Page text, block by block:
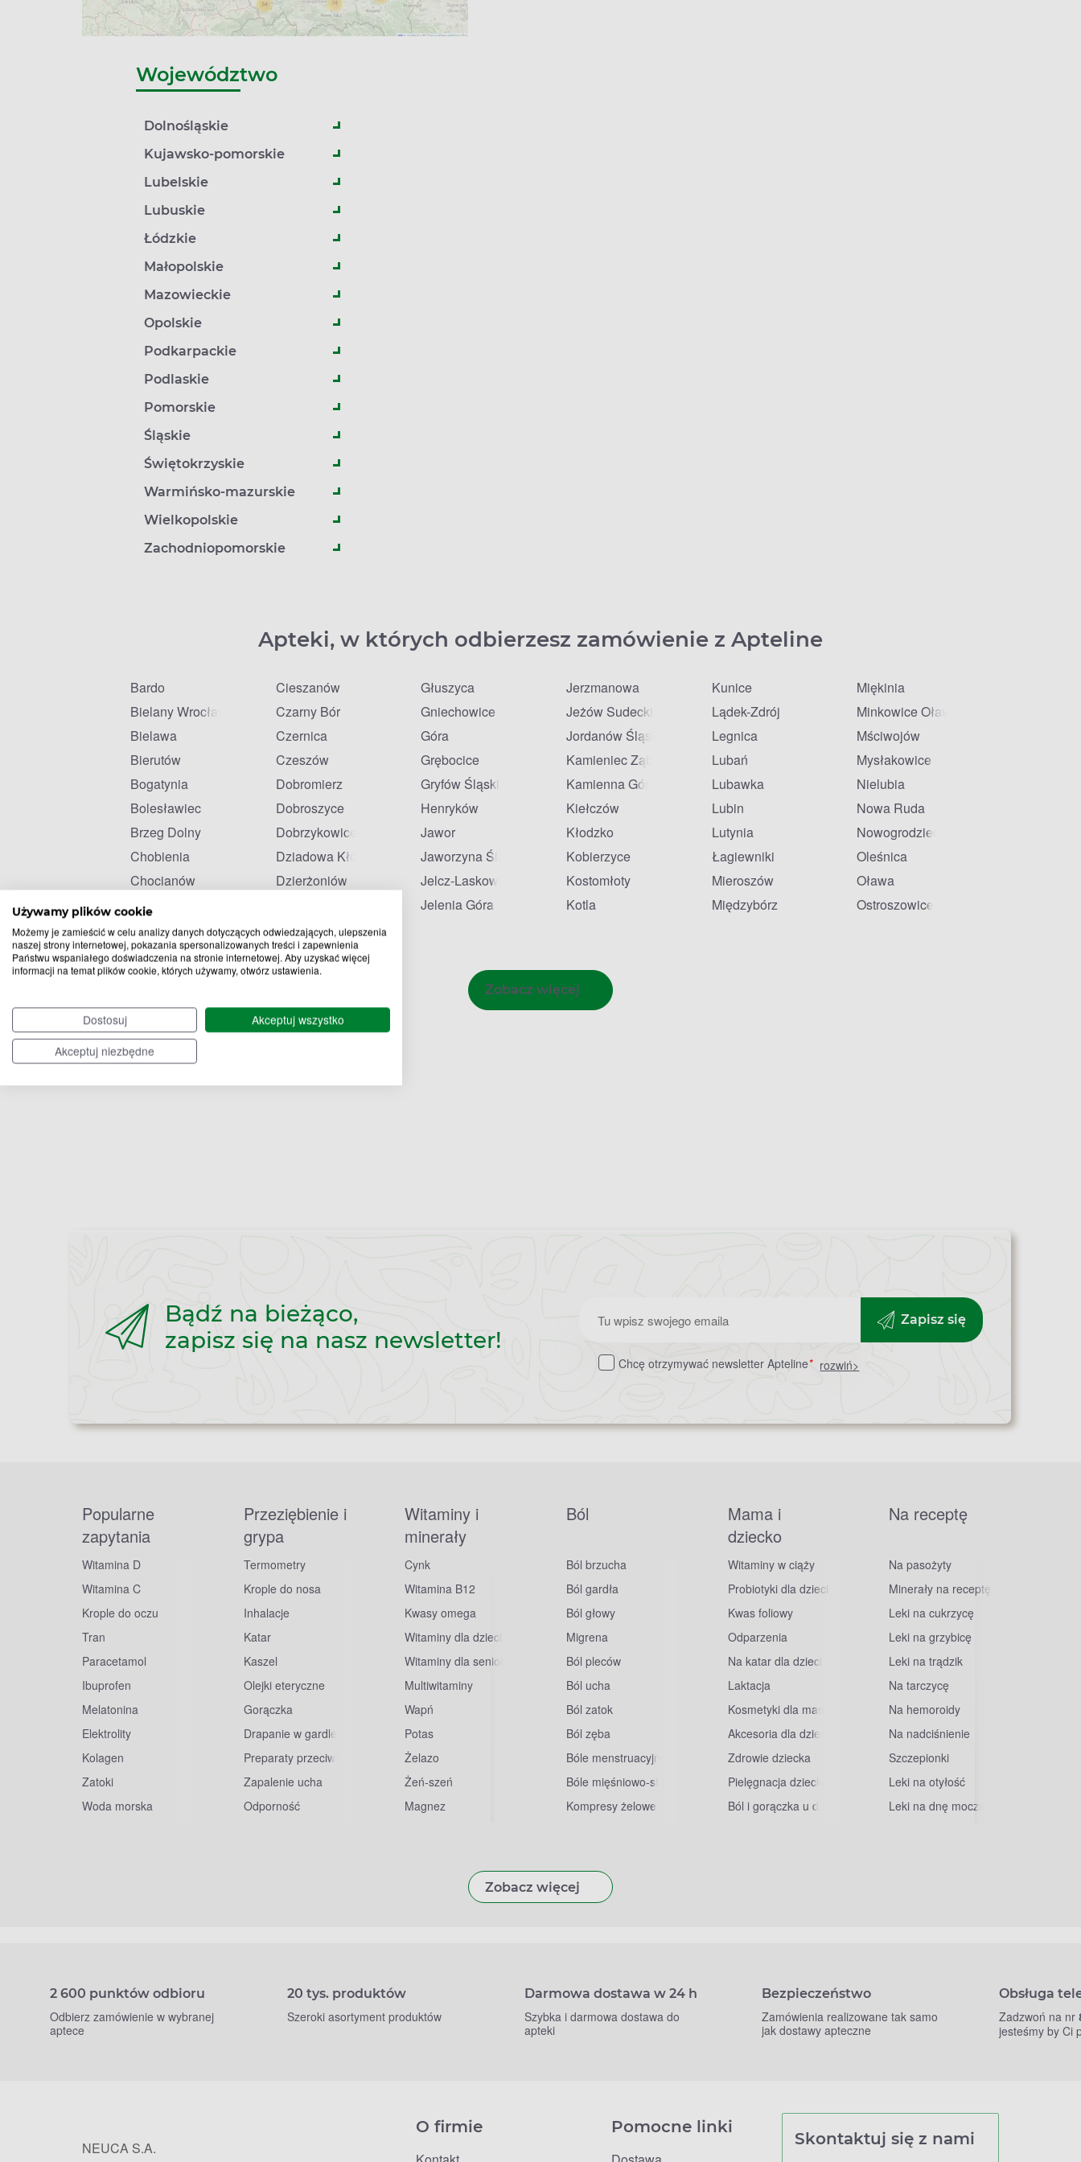
Używamy plików cookie
Możemy je zamieścić w celu analizy danych dotyczących odwiedzających, ulepszenia
naszej strony internetowej, pokazania spersonalizowanych treści i zapewnienia
Państwu wspaniałego doświadczenia na stronie internetowej. Aby uzyskać więcej
informacji na temat plików cookie, których używamy, otwórz ustawienia.
Dostosuj
Akceptuj wszystko
Akceptuj niezbędne
Województwo
Dolnośląskie
Kujawsko-pomorskie
Lubelskie
Lubuskie
Łódzkie
Małopolskie
Mazowieckie
Opolskie
Podkarpackie
Podlaskie
Pomorskie
Śląskie
Świętokrzyskie
Warmińsko-mazurskie
Wielkopolskie
Zachodniopomorskie
Apteki, w których odbierzesz zamówienie z Apteline
Bardo
Bielany Wrocławskie
Bielawa
Bierutów
Bogatynia
Bolesławiec
Brzeg Dolny
Chobienia
Chocianów
Chojnów
Cieszanów
Czarny Bór
Czernica
Czeszów
Dobromierz
Dobroszyce
Dobrzykowice
Dziadowa Kłoda
Dzierżoniów
Głuszyca
Gniechowice
Góra
Grębocice
Gryfów Śląski
Henryków
Jawor
Jaworzyna Śląska
Jelcz-Laskowice
Jelenia Góra
Jerzmanowa
Jeżów Sudecki
Jordanów Śląski
Kamieniec Ząbkowicki
Kamienna Góra
Kiełczów
Kłodzko
Kobierzyce
Kostomłoty
Kotla
Kunice
Lądek-Zdrój
Legnica
Lubań
Lubawka
Lubin
Lutynia
Łagiewniki
Mieroszów
Międzybórz
Miękinia
Minkowice Oławskie
Mściwojów
Mysłakowice
Nielubia
Nowa Ruda
Nowogrodziec
Oleśnica
Oława
Ostroszowice
Zobacz więcej
Bądź na bieżąco,
zapisz się na nasz newsletter!
Zapisz
do
Zapisz się
Chcę otrzymywać newsletter Apteline* rozwiń>
Popularne
zapytania
Witamina D
Witamina C
Krople do oczu
Tran
Paracetamol
Ibuprofen
Melatonina
Elektrolity
Kolagen
Zatoki
Woda morska
Przeziębienie i
grypa
Termometry
Krople do nosa
Inhalacje
Katar
Kaszel
Olejki eteryczne
Gorączka
Drapanie w gardle
Preparaty przeciwwirusowe
Zapalenie ucha
Odporność
Witaminy i
minerały
Cynk
Witamina B12
Kwasy omega
Witaminy dla dzieci
Witaminy dla seniorów
Multiwitaminy
Wapń
Potas
Żelazo
Żeń-szeń
Magnez
Ból
Ból brzucha
Ból gardła
Ból głowy
Migrena
Ból pleców
Ból ucha
Ból zatok
Ból zęba
Bóle menstruacyjne
Bóle mięśniowo-stawowe
Kompresy żelowe
Mama i
dziecko
Witaminy w ciąży
Probiotyki dla dzieci
Kwas foliowy
Odparzenia
Na katar dla dzieci
Laktacja
Kosmetyki dla mam
Akcesoria dla dzieci
Zdrowie dziecka
Pielęgnacja dziecka
Ból i gorączka u dzieci
Na receptę
Na pasożyty
Minerały na receptę
Leki na cukrzycę
Leki na grzybicę
Leki na trądzik
Na tarczycę
Na hemoroidy
Na nadciśnienie
Szczepionki
Leki na otyłość
Leki na dnę moczanową
Zobacz więcej
2 600 punktów odbioru
Odbierz zamówienie w wybranej
aptece
20 tys. produktów
Szeroki asortyment produktów
Darmowa dostawa w 24 h
Szybka i darmowa dostawa do
apteki
Bezpieczeństwo
Zamówienia realizowane tak samo
jak dostawy apteczne
Obsługa
Zadzwoń na nr
jesteśmy by Ci
NEUCA S.A.
O firmie Pomocne linki
Skontaktuj się z nami